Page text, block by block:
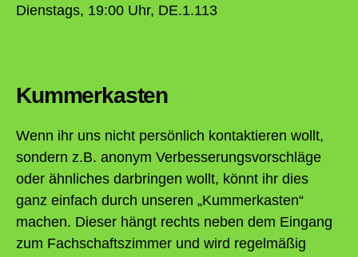
Dienstags, 19:00 Uhr, DE.1.113
Kummerkasten
Wenn ihr uns nicht persönlich kontaktieren wollt,
sondern z.B. anonym Verbesserungsvorschläge
oder ähnliches darbringen wollt, könnt ihr dies
ganz einfach durch unseren „Kummerkasten“
machen. Dieser hängt rechts neben dem Eingang
zum Fachschaftszimmer und wird regelmäßig